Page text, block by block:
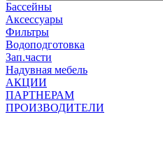
Бассейны
Аксессуары
Фильтры
Водоподготовка
Зап.части
Надувная мебель
АКЦИИ
ПАРТНЕРАМ
ПРОИЗВОДИТЕЛИ